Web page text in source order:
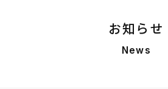
お知らせ
News